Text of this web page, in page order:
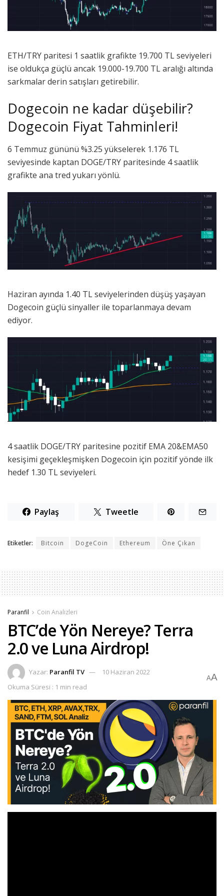
ETH/TRY paritesi 1 saatlik grafikte 19.700 TL seviyeleri
ise oldukça güçlü ancak 19.000-19.700 TL aralığı altında
sarkmalar derin satışları getirebilir.
Dogecoin ne kadar düşebilir?
Dogecoin Fiyat Tahminleri!
6 Temmuz gününü %3.25 yükselerek 1.176 TL
seviyesinde kaptan DOGE/TRY paritesinde 4 saatlik
grafikte ana tred yukarı yönlü.
Haziran ayında 1.40 TL seviyelerinden düşüş yaşayan
Dogecoin güçlü sinyaller ile toparlanmaya devam
ediyor.
4 saatlik DOGE/TRY paritesine pozitif EMA 20&EMA50
kesişimi geçekleşmişken Dogecoin için pozitif yönde ilk
hedef 1.30 TL seviyeleri.
Paylaş Tweetle
Etiketler: Bitcoin DogeCoin Ethereum Öne Çıkan
Paranfil Coin Analizleri
BTC’de Yön Nereye? Terra
2.0 ve Luna Airdrop!
Yazar: Paranfil TV
10 Haziran 2022
Okuma Süresi : 1 min read
AA